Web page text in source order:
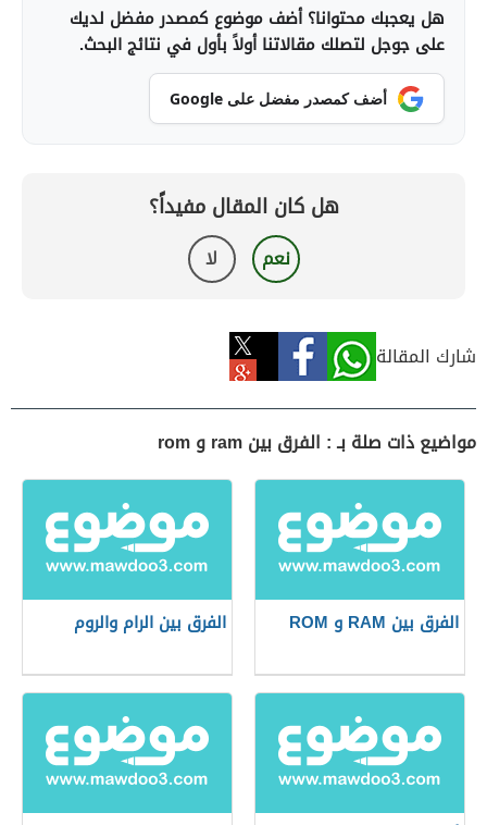
هل يعجبك محتوانا؟ أضف موضوع كمصدر مفضل لديك
على جوجل لتصلك مقالاتنا أولاً بأول في نتائج البحث.
أضف كمصدر مفضل على Google
هل كان المقال مفيداً؟
نعم لا
شارك المقالة
مواضيع ذات صلة بـ : الفرق بين ram و rom
الفرق بين RAM و ROM الفرق بين الرام والروم